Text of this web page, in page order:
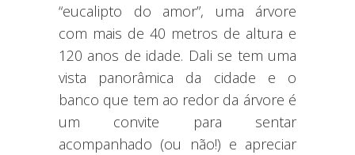
“eucalipto do amor”, uma árvore
com mais de 40 metros de altura e
120 anos de idade. Dali se tem uma
vista panorâmica da cidade e o
banco que tem ao redor da árvore é
um convite para sentar
acompanhado (ou não!) e apreciar